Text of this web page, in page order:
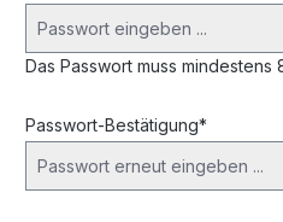
Das Passwort muss mindestens
Passwort-Bestätigung*